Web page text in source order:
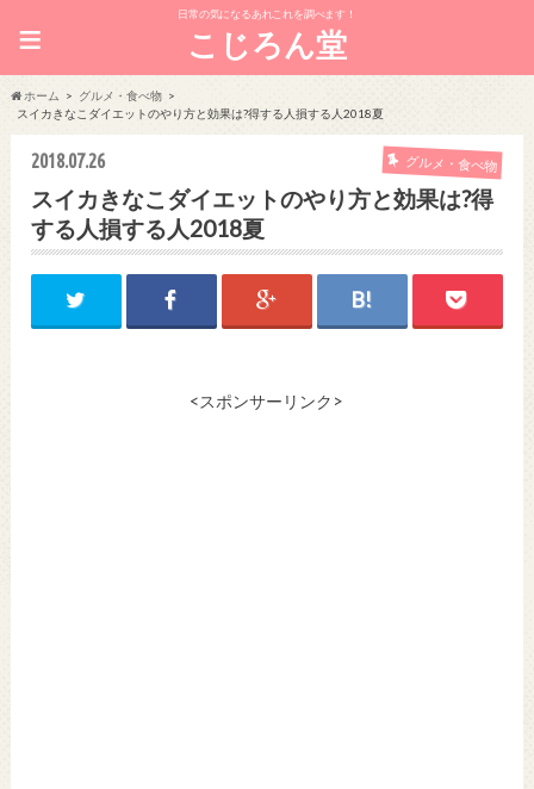
日常の気になるあれこれを調べます！
こじろん堂
≡
ホーム
グルメ・食べ物
スイカきなこダイエットのやり方と効果は?得する人損する人2018夏
2018.07.26 グルメ・食べ物
スイカきなこダイエットのやり方と効果は?得
する人損する人2018夏
<スポンサーリンク>